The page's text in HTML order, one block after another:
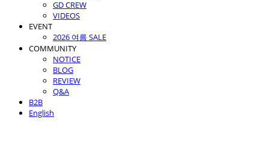
GD CREW
VIDEOS
EVENT
2026 여름 SALE
COMMUNITY
NOTICE
BLOG
REVIEW
Q&A
B2B
English